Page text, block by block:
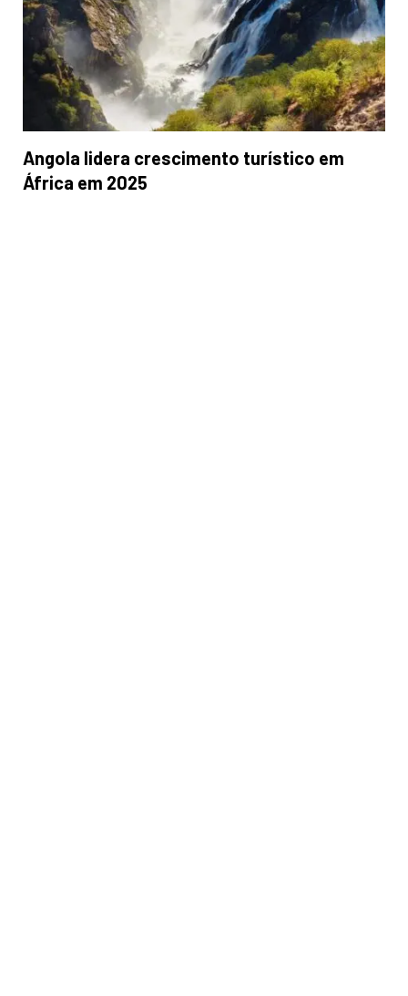
Angola lidera crescimento turístico em
África em 2025